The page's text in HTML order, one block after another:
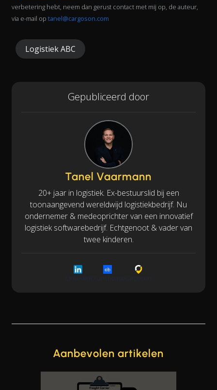
verbetering hebt, neem dan gerust contact met mij op, de auteur,
via e-mail op tanel@cargoson.com
Logistiek ABC
Gepubliceerd door
Tanel Vaarmann
20+ jaar in logistiek. Ex-bestuurslid bij een
toonaangevend wereldwijd logistiekbedrijf. Nu
ondernemer & medeoprichter van een innovatief
logistiek softwarebedrijf. Echtgenoot & vader van
twee kinderen.
Aanbevolen artikelen